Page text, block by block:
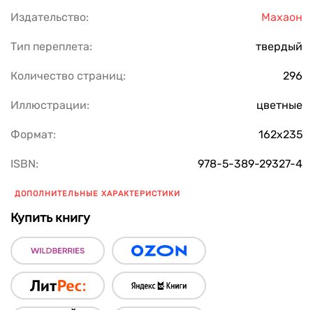
Издательство: Махаон
Тип переплета: твердый
Количество страниц: 296
Иллюстрации: цветные
Формат: 162х235
ISBN: 978-5-389-29327-4
ДОПОЛНИТЕЛЬНЫЕ ХАРАКТЕРИСТИКИ
Купить книгу